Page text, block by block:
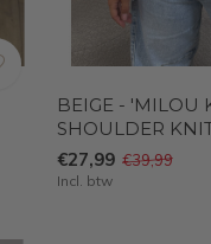
BEIGE - 'MILOU
SHOULDER
€27,99 €39,99
Incl. btw